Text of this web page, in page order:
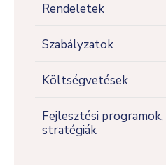
Rendeletek
Szabályzatok
Költségvetések
Fejlesztési programok,
stratégiák